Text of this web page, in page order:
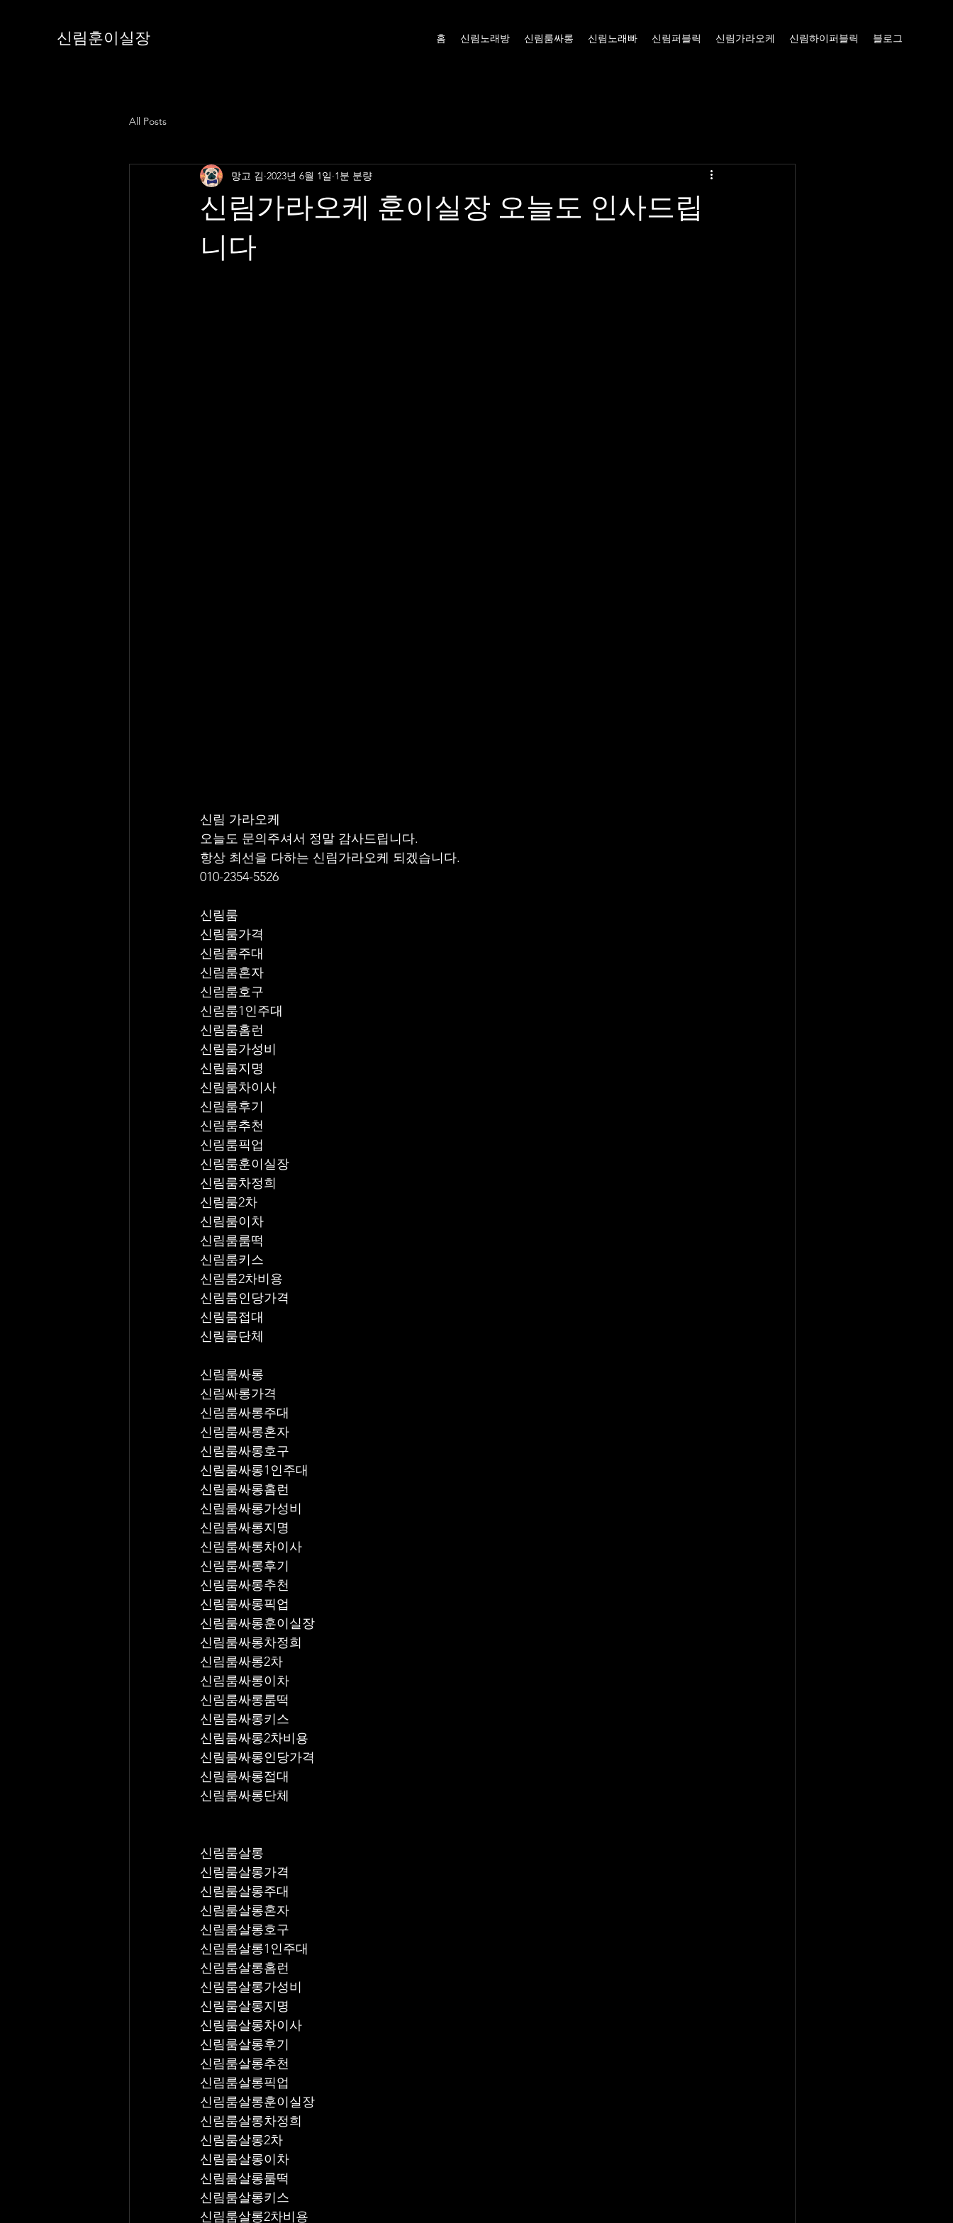
신림훈이실장 홈 신림노래방 신림룸싸롱 신림노래빠 신림퍼블릭 신림가라오케 신림하이퍼블릭 블로그
All Posts
신림가라오케 훈이실장 오늘도 인사드립
니다
망고 김 2023년 6월 1일 1분 분량
신림 가라오케
오늘도 문의주셔서 정말 감사드립니다.
항상 최선을 다하는 신림가라오케 되겠습니다.
010-2354-5526
신림룸
신림룸가격
신림룸주대
신림룸혼자
신림룸호구
신림룸1인주대
신림룸홈런
신림룸가성비
신림룸지명
신림룸차이사
신림룸후기
신림룸추천
신림룸훈이실장
신림룸차정희
신림룸2차
신림룸이차
신림룸룸떡
신림룸키스
신림룸2차비용
신림룸인당가격
신림룸접대
신림룸단체
신림룸싸롱
신림싸롱가격
신림룸싸롱주대
신림룸싸롱혼자
신림룸싸롱호구
신림룸싸롱1인주대
신림룸싸롱홈런
신림룸싸롱가성비
신림룸싸롱지명
신림룸싸롱차이사
신림룸싸롱후기
신림룸싸롱추천
신림룸싸롱훈이실장
신림룸싸롱차정희
신림룸싸롱2차
신림룸싸롱이차
신림룸싸롱룸떡
신림룸싸롱키스
신림룸싸롱2차비용
신림룸싸롱인당가격
신림룸싸롱접대
신림룸싸롱단체
신림룸살롱
신림룸살롱가격
신림룸살롱주대
신림룸살롱혼자
신림룸살롱호구
신림룸살롱1인주대
신림룸살롱홈런
신림룸살롱가성비
신림룸살롱지명
신림룸살롱차이사
신림룸살롱후기
신림룸살롱추천
신림룸살롱훈이실장
신림룸살롱차정희
신림룸살롱2차
신림룸살롱이차
신림룸살롱룸떡
신림룸살롱키스
신림룸살롱2차비용